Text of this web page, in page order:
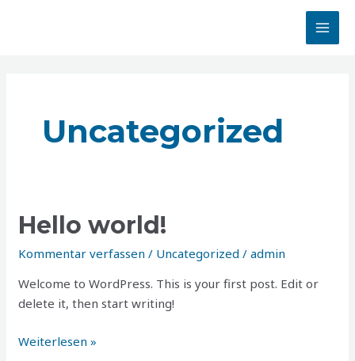
Uncategorized
Hello world!
Kommentar verfassen / Uncategorized /admin
Welcome to WordPress. This is your first post. Edit or
delete it, then start writing!
Hello
world!
Weiterlesen »